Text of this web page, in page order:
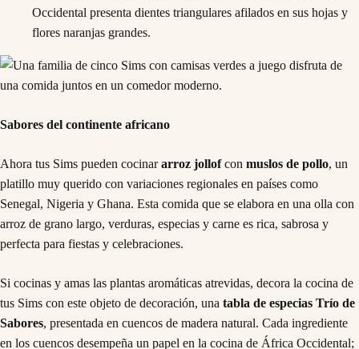
Occidental presenta dientes triangulares afilados en sus hojas y
flores naranjas grandes.
Sabores del continente africano
Ahora tus Sims pueden cocinararroz jollofcon muslos de pollo, un
platillo muy querido con variaciones regionales en países como
Senegal, Nigeria y Ghana. Esta comida que se elabora en una olla con
arroz de grano largo, verduras, especias y carne es rica, sabrosa y
perfecta para fiestas y celebraciones.
Si cocinas y amas las plantas aromáticas atrevidas, decora la cocina de
tus Sims con este objeto de decoración, una tabla de especias Trío de
Sabores, presentada en cuencos de madera natural. Cada ingrediente
en los cuencos desempeña un papel en la cocina de África Occidental;